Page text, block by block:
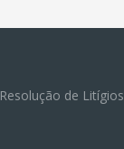
Resolução de Litígios